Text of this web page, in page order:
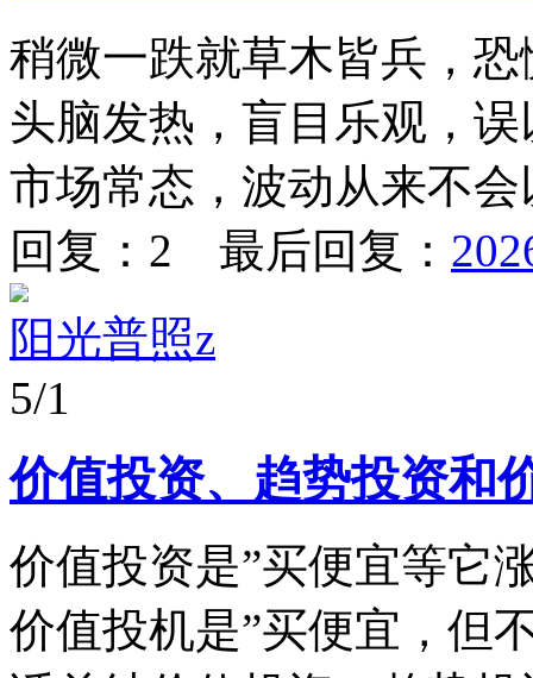
稍微一跌就草木皆兵，
头脑发热，盲目乐观，
市场常态，波动从来不
回复：2 最后回复：
阳光普照z
5/1
价值投资、趋势投资和
价值投资是”买便宜等它
价值投机是”买便宜，但